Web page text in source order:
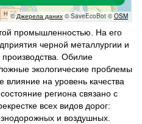
промышленностью. На его
черной металлургии и
Обилие
экологические проблемы
влияние на уровень качества
региона связано с
всех видов дорог:
и воздушных.